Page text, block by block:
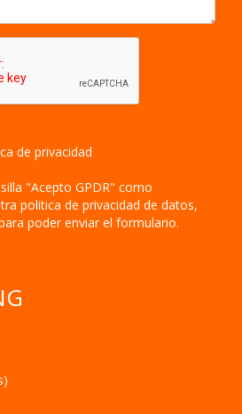
de privacidad
"Acepto GPDR" como
politica de privacidad de datos,
poder enviar el formulario.